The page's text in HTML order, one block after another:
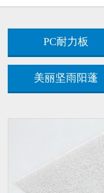
PC耐力板
美丽坚雨阳蓬